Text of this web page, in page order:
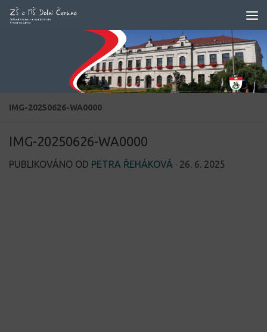
Skip to content
IMG-20250626-WA0000
IMG-20250626-WA0000
PUBLIKOVÁNO OD PETRA ŘEHÁKOVÁ · 26. 6. 2025